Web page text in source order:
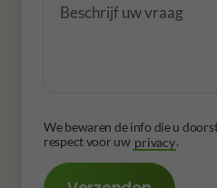
We bewaren de info die u
respect voor uw privacy.